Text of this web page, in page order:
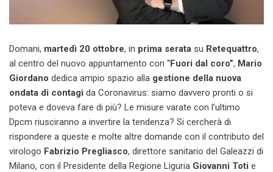
Domani, ‪ martedì 20 ottobre, in prima serata su Retequattro,
al centro del nuovo appuntamento con “Fuori dal coro”, Mario
Giordano dedica ampio spazio alla gestione della nuova
ondata di contagi da Coronavirus: siamo davvero pronti o si
poteva e doveva fare di più? Le misure varate con l’ultimo
Dpcm riusciranno a invertire la tendenza? Si cercherà di
rispondere a queste e molte altre domande con il contributo del
virologo Fabrizio Pregliasco, direttore sanitario del Galeazzi di
Milano, con il Presidente della Regione Liguria Giovanni Toti e